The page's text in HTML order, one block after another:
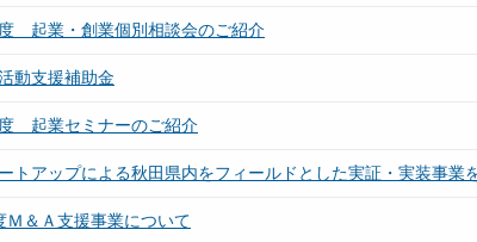
起業・創業個別相談会のご紹介
動支援補助金
起業セミナーのご紹介
トアップによる秋田県内をフィールドとした実証・実装事業
Ｍ＆Ａ支援事業について